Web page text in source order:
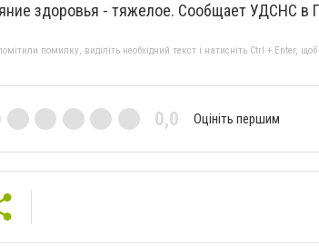
здоровья - тяжелое. Сообщает УДСНС в
помилку, виділіть необхідний текст і натисніть Ctrl + Enter,
0,0 Оцініть першим